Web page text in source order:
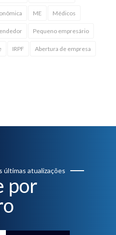
ME Médicos
Pequeno empresário
IRPF Abertura de empresa
últimas atualizações
por